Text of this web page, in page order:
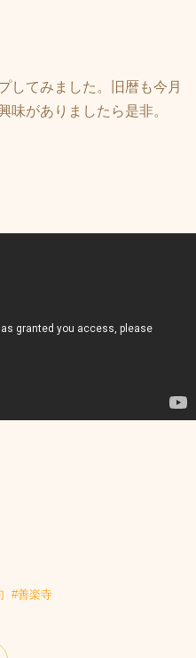
してみました。旧暦も今月
味がありましたら是非。
#善楽寺